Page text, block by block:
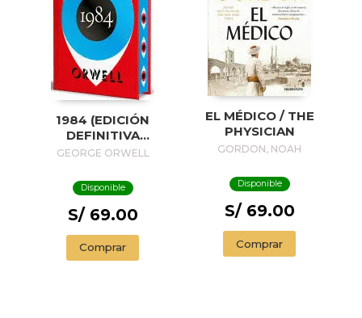
1984 (EDICIÓN
DEFINITIVA
AVALADA POR THE
(EDICIÓN ESPECIAL
LIMITADA CON
CANTOS
PINTADOS) / 1984
(EDITION
ENDORSED BY THE
GEORGE ORWELL
Disponible
S/ 69.00
Comprar
EL MÉDICO / THE
PHYSICIAN
GORDON, NOAH
Disponible
S/ 69.00
Comprar